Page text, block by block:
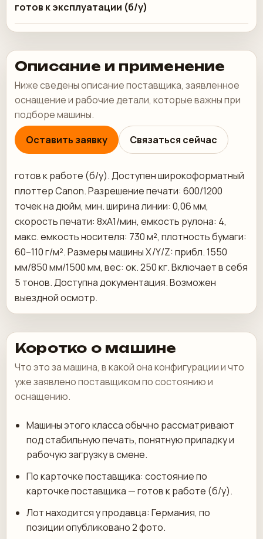
готов к эксплуатации (б/у)
Описание и применение
Ниже сведены описание поставщика, заявленное
оснащение и рабочие детали, которые важны при
подборе машины.
Оставить заявку
Связаться сейчас
готов к работе (б/у). Доступен широкоформатный
плоттер Canon. Разрешение печати: 600/1200
точек на дюйм, мин. ширина линии: 0,06 мм,
скорость печати: 8xA1/мин, емкость рулона: 4,
макс. емкость носителя: 730 м², плотность бумаги:
60–110 г/м². Размеры машины X/Y/Z: прибл. 1550
мм/850 мм/1500 мм, вес: ок. 250 кг. Включает в себя
5 тонов. Доступна документация. Возможен
выездной осмотр.
Коротко о машине
Что это за машина, в какой она конфигурации и что
уже заявлено поставщиком по состоянию и
оснащению.
Машины этого класса обычно рассматривают
под стабильную печать, понятную приладку и
рабочую загрузку в смене.
По карточке поставщика: состояние по
карточке поставщика — готов к работе (б/у).
Лот находится у продавца: Германия, по
позиции опубликовано 2 фото.